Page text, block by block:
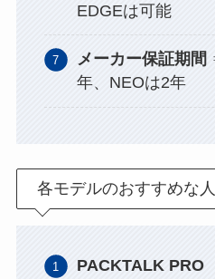
EDGEは可能
メーカー保証期間
年、NEOは2年
各モデルのおすすめな人
PACKTALK PRO